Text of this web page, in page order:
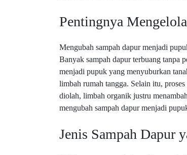
Pentingnya
Mengubah sampah dapur menjadi
Banyak sampah dapur terbuang tanpa
menjadi pupuk yang menyuburkan
limbah rumah tangga. Selain itu,
diolah, limbah organik justru
mengubah sampah dapur menjadi
Jenis Sampah Dapur